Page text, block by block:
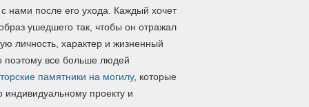
с нами после его ухода. Каждый хочет
ушедшего так, чтобы он отражал
личность, характер и жизненный
поэтому все больше людей
памятники на могилу, которые
индивидуальному проекту и